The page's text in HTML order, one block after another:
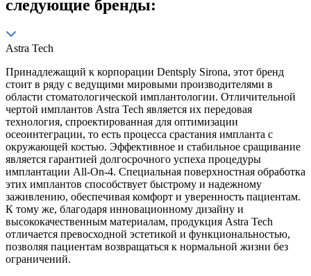
следующие бренды:
Astra Tech
Принадлежащий к корпорации Dentsply Sirona, этот бренд
стоит в ряду с ведущими мировыми производителями в
области стоматологической имплантологии. Отличительной
чертой имплантов Astra Tech является их передовая
технология, спроектированная для оптимизации
осеоинтеграции, то есть процесса срастания импланта с
окружающей костью. Эффективное и стабильное сращивание
является гарантией долгосрочного успеха процедуры
имплантации All-On-4. Специальная поверхностная обработка
этих имплантов способствует быстрому и надежному
заживлению, обеспечивая комфорт и уверенность пациентам.
К тому же, благодаря инновационному дизайну и
высококачественным материалам, продукция Astra Tech
отличается превосходной эстетикой и функциональностью,
позволяя пациентам возвращаться к нормальной жизни без
ограничений.